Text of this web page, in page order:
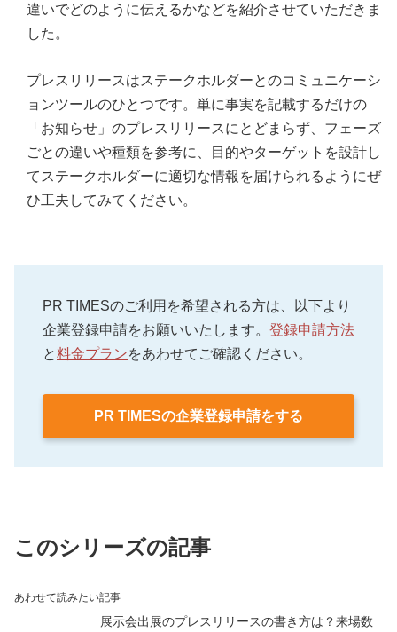
違いでどのように伝えるかなどを紹介させていただきま
した。
プレスリリースはステークホルダーとのコミュニケーシ
ョンツールのひとつです。単に事実を記載するだけの
「お知らせ」のプレスリリースにとどまらず、フェーズ
ごとの違いや種類を参考に、目的やターゲットを設計し
てステークホルダーに適切な情報を届けられるようにぜ
ひ工夫してみてください。
PR TIMESのご利用を希望される方は、以下より
企業登録申請をお願いいたします。 登録申請方法
と料金プランをあわせてご確認ください。
PR TIMESの企業登録申請をする
このシリーズの記事
あわせて読みたい記事
展示会出展のプレスリリースの書き方は？来場数